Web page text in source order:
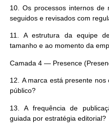
10. Os processos internos de
seguidos e revisados com
11.A estrutura da equipe
tamanho e ao momento da
Camada 4 — Presence
12. A marca está presente
público?
13.A frequência de
guiada por estratégia editorial?